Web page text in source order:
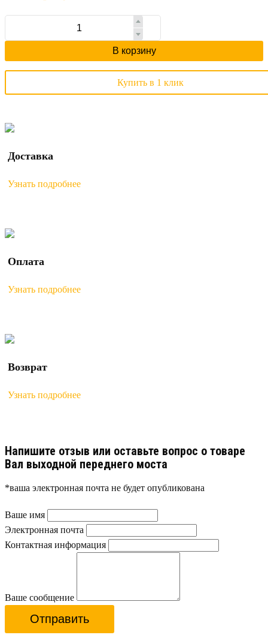
В корзину
Купить в 1 клик
Доставка
Узнать подробнее
Оплата
Узнать подробнее
Возврат
Узнать подробнее
Напишите отзыв или оставьте вопрос о товаре
Вал выходной переднего моста
*ваша электронная почта не будет опубликована
Ваше имя
Электронная почта
Контактная информация
Ваше сообщение
Отправить